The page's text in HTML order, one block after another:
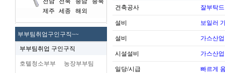
제주
세종 해외
부부팀취업구인구직~~
부부팀취업 구인구직
호텔청소부부 농장부부팀
건축공사 잘부탁
설비 보일러
설비 가스산
시설설비 가스산
일당/시급 빠르게